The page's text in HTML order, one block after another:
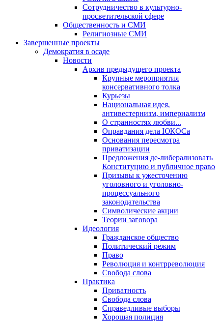
Сотрудничество в культурно-
просветительской сфере
Общественность и СМИ
Религиозные СМИ
Завершенные проекты
Демократия в осаде
Новости
Архив предыдущего проекта
Крупные мероприятия
консервативного толка
Курьезы
Национальная идея,
антивестернизм, империализм
О странностях любви...
Оправдания дела ЮКОСа
Основания пересмотра
приватизации
Предложения де-либерализовать
Конституцию и публичное право
Призывы к ужесточению
уголовного и уголовно-
процессуального
законодательства
Символические акции
Теории заговора
Идеология
Гражданское общество
Политический режим
Право
Революция и контрреволюция
Свобода слова
Практика
Приватность
Свобода слова
Справедливые выборы
Хорошая полиция